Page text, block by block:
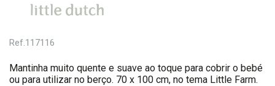
Ref.117116
Mantinha muito quente e suave ao toque para cobrir o bebé
ou para utilizar no berço. 70 x 100 cm, no tema Little Farm.